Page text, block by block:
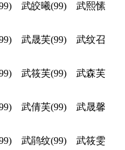
武皎曦(99) 武熙愫
武晟芙(99) 武纹召
武筱芙(99) 武森芙
武倩芙(99) 武晟馨
武鹃纹(99) 武筱雯